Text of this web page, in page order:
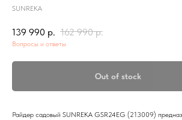
SUNREKA
139 990 р. 162 990 р.
Вопросы и ответы
Out of stock
Райдер садовый SUNREKA GSR24EG (213009)